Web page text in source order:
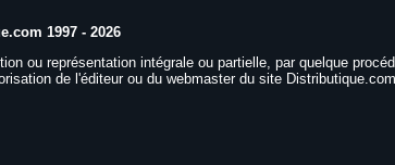
1997 - 2026
ou représentation intégrale ou partielle, par quelque
de l'éditeur ou du webmaster du site